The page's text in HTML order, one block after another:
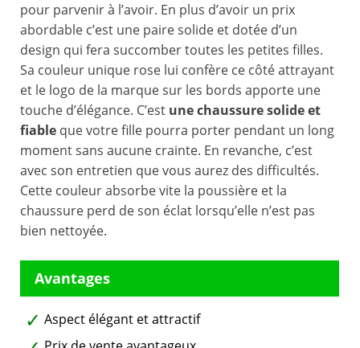
pour parvenir à l’avoir. En plus d’avoir un prix
abordable c’est une paire solide et dotée d’un
design qui fera succomber toutes les petites filles.
Sa couleur unique rose lui confère ce côté attrayant
et le logo de la marque sur les bords apporte une
touche d’élégance. C’est une chaussure solide et
fiable que votre fille pourra porter pendant un long
moment sans aucune crainte. En revanche, c’est
avec son entretien que vous aurez des difficultés.
Cette couleur absorbe vite la poussière et la
chaussure perd de son éclat lorsqu’elle n’est pas
bien nettoyée.
Aspect élégant et attractif